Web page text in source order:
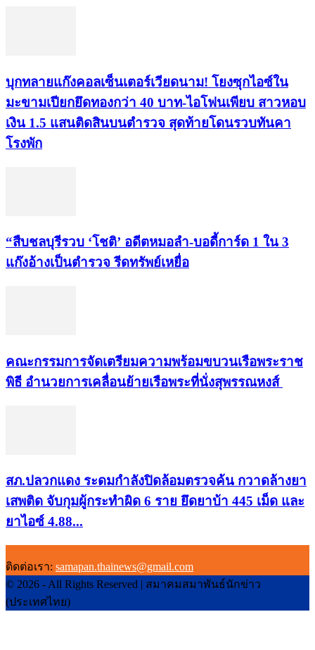
บุกทลายแก๊งคอลเซ็นเตอร์เวียดนาม! โยงซุกไอซ์ใน
มะขามเปียกยึดทองกว่า 40 บาท-ไอโฟนเพียบ สาวหอบ
เงิน 1.5 แสนติดสินบนตำรวจ สุดท้ายโดนรวบทันคา
โรงพัก
“สืบชลบุรีรวบ ‘โชติ’ อดีตหมอลำ-บอดี้การ์ด 1 ใน 3
แก๊งอ้างเป็นตำรวจ รีดทรัพย์เหยื่อ
คณะกรรมการจัดเตรียมความพร้อมขบวนเรือพระราช
พิธี อำนวยการเคลื่อนย้ายเรือพระที่นั่งสุพรรณหงส์
สภ.ปลวกแดง ระดมกำลังปิดล้อมตรวจค้น กวาดล้างยา
เสพติด จับกุมผู้กระทำผิด 6 ราย ยึดยาบ้า 445 เม็ด และ
ยาไอซ์ 4.88...
ติดต่อเรา: samapan.thainews@gmail.com
© 2026 - All Rights Reserved | สมาคมสมาพันธ์นักข่าว
(ประเทศไทย)